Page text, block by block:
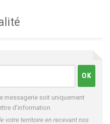
messagerie soit uniquement
d'information
votre territoire en recevant nos